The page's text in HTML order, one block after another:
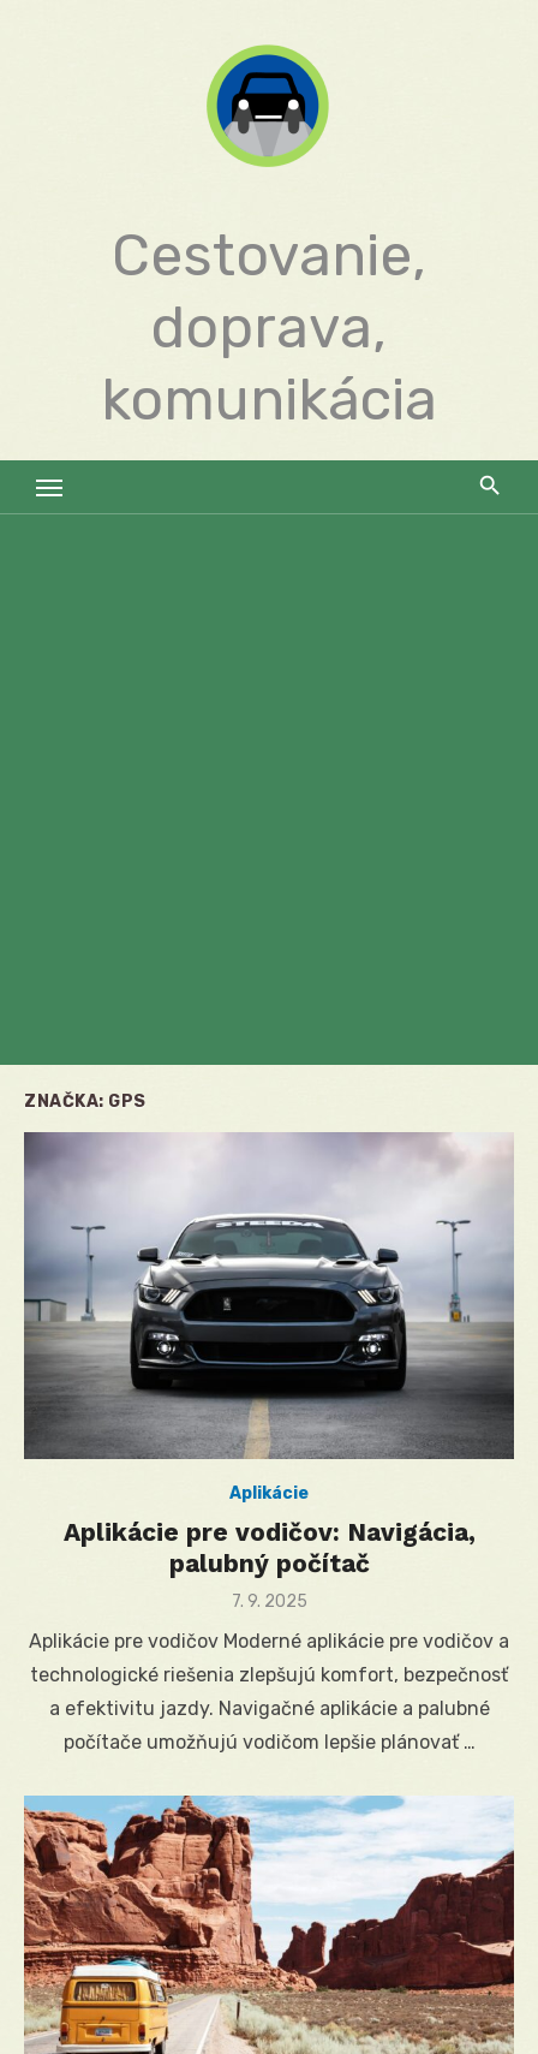
Cestovanie,
doprava,
komunikácia
ZNAČKA: GPS
Aplikácie
Aplikácie pre vodičov: Navigácia,
palubný počítač
Posted
7. 9. 2025
Aplikácie pre vodičov Moderné aplikácie pre vodičov a
technologické riešenia zlepšujú komfort, bezpečnosť
a efektivitu jazdy. Navigačné aplikácie a palubné
počítače umožňujú vodičom lepšie plánovať …